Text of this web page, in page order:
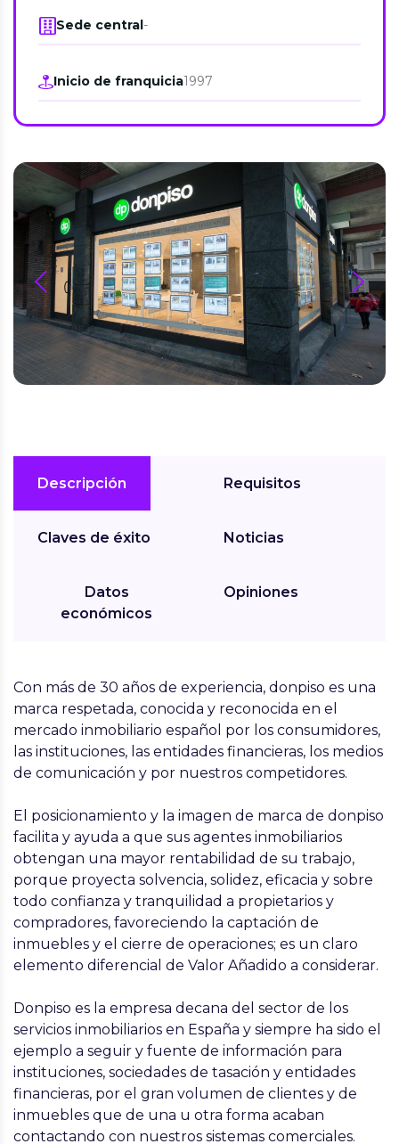
Sede central-
Inicio de franquicia1997
prev next
Descripción
Claves de éxito
Datos
económicos
Requisitos
Noticias
Opiniones
Con más de 30 años de experiencia, donpiso es una
marca respetada, conocida y reconocida en el
mercado inmobiliario español por los consumidores,
las instituciones, las entidades financieras, los medios
de comunicación y por nuestros competidores.
El posicionamiento y la imagen de marca de donpiso
facilita y ayuda a que sus agentes inmobiliarios
obtengan una mayor rentabilidad de su trabajo,
porque proyecta solvencia, solidez, eficacia y sobre
todo confianza y tranquilidad a propietarios y
compradores, favoreciendo la captación de
inmuebles y el cierre de operaciones; es un claro
elemento diferencial de Valor Añadido a considerar.
Donpiso es la empresa decana del sector de los
servicios inmobiliarios en España y siempre ha sido el
ejemplo a seguir y fuente de información para
instituciones, sociedades de tasación y entidades
financieras, por el gran volumen de clientes y de
inmuebles que de una u otra forma acaban
contactando con nuestros sistemas comerciales.